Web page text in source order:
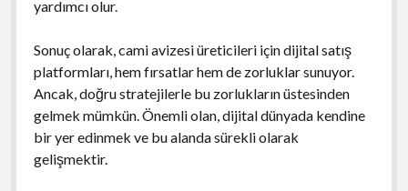
yardımcı olur.
Sonuç olarak, cami avizesi üreticileri için dijital satış
platformları, hem fırsatlar hem de zorluklar sunuyor.
Ancak, doğru stratejilerle bu zorlukların üstesinden
gelmek mümkün. Önemli olan, dijital dünyada kendine
bir yer edinmek ve bu alanda sürekli olarak
gelişmektir.